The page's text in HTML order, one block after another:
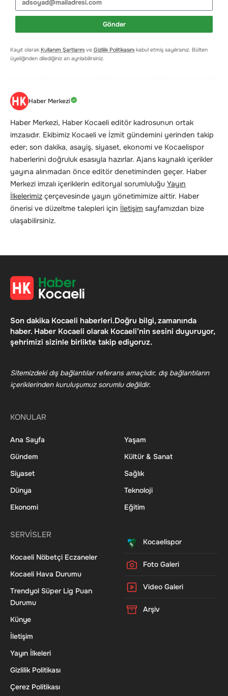
Gönder
Kayıt olarak Kullanım Şartlarını ve Gizlilik Politikasını kabul etmiş sayılırsınız. Bülten
üyeliğinden dilediğiniz an ayrılabilirsiniz.
Haber Merkezi
Haber Merkezi, Haber Kocaeli editör kadrosunun ortak
imzasıdır. Ekibimiz Kocaeli ve İzmit gündemini yerinden takip
eder; son dakika, asayiş, siyaset, ekonomi ve Kocaelispor
haberlerini doğruluk esasıyla hazırlar. Ajans kaynaklı içerikler
yayına alınmadan önce editör denetiminden geçer. Haber
Merkezi imzalı içeriklerin editoryal sorumluluğu Yayın
İlkelerimiz çerçevesinde yayın yönetimimize aittir. Haber
önerisi ve düzeltme talepleri için İletişim sayfamızdan bize
ulaşabilirsiniz.
Son dakika Kocaeli haberleri.Doğru bilgi, zamanında
haber. Haber Kocaeli olarak Kocaeli’nin sesini duyuruyor,
şehrimizi sizinle birlikte takip ediyoruz.
Sitemizdeki dış bağlantılar referans amaçlıdır, dış bağlantıların
içeriklerinden kuruluşumuz sorumlu değildir.
KONULAR
Ana Sayfa
Gündem
Siyaset
Dünya
Ekonomi
Yaşam
Kültür & Sanat
Sağlık
Teknoloji
Eğitim
SERVİSLER
Kocaeli Nöbetçi Eczaneler
Kocaeli Hava Durumu
Trendyol Süper Lig Puan
Durumu
Künye
İletişim
Yayın İlkeleri
Gizlilik Politikası
Çerez Politikası
Kocaelispor
Foto Galeri
Video Galeri
Arşiv